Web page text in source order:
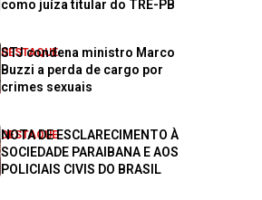
como juíza titular do TRE-PB
DESTAQUE
STJ condena ministro Marco
Buzzi a perda de cargo por
crimes sexuais
DESTAQUE
NOTA DE ESCLARECIMENTO À
SOCIEDADE PARAIBANA E AOS
POLICIAIS CIVIS DO BRASIL